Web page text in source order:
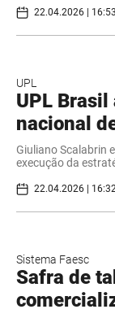
22.04.2026 |
UPL
UPL
nacional
Giuliano Scalabrin
execução da
22.04.2026 |
Sistema Faesc
Safra de